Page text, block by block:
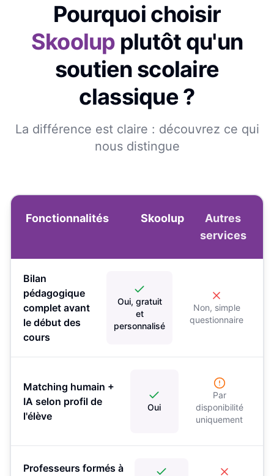
Pourquoi choisir
Skoolup plutôt qu'un
soutien scolaire
classique ?
La différence est claire : découvrez ce qui
nous distingue
Fonctionnalités Skoolup
Autres
services
Bilan
pédagogique
complet avant
le début des
cours
Oui, gratuit
et
personnalisé
Non, simple
questionnaire
Matching humain +
IA selon profil de
l'élève
Oui
Par
disponibilité
uniquement
Professeurs formés à